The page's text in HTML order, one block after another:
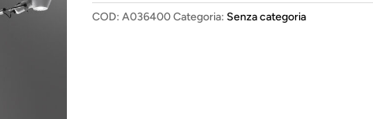
COD:A036400Categoria: Senza categoria